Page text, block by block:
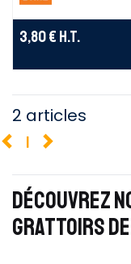
3,80 € H.T.
2 articles
1
DÉCOUVREZ
GRATTOIRS